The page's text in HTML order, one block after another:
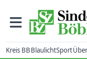
Kreis BBBlaulichtSport